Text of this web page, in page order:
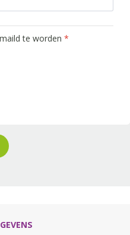
te worden *